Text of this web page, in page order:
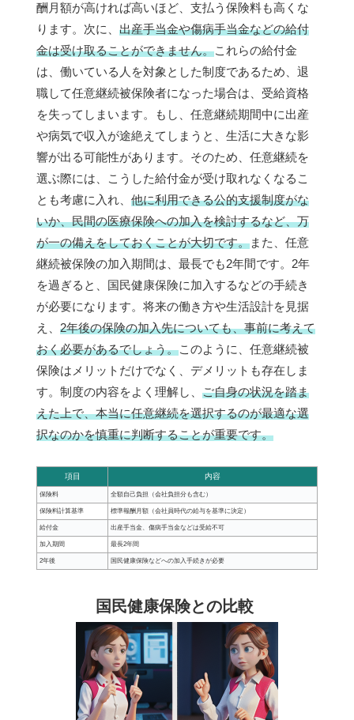
酬月額が高ければ高いほど、支払う保険料も高くな
ります。次に、 出産手当金や傷病手当金などの給付
金は受け取ることができません。これらの給付金
は、働いている人を対象とした制度であるため、退
職して任意継続被保険者になった場合は、受給資格
を失ってしまいます。もし、任意継続期間中に出産
や病気で収入が途絶えてしまうと、生活に大きな影
響が出る可能性があります。そのため、任意継続を
選ぶ際には、こうした給付金が受け取れなくなるこ
とも考慮に入れ、 他に利用できる公的支援制度がな
いか、民間の医療保険への加入を検討するなど、万
が一の備えをしておくことが大切です。また、任意
継続被保険の加入期間は、最長でも2年間です。2年
を過ぎると、国民健康保険に加入するなどの手続き
が必要になります。将来の働き方や生活設計を見据
え、 2年後の保険の加入先についても、事前に考えて
おく必要があるでしょう。このように、任意継続被
保険はメリットだけでなく、デメリットも存在しま
す。制度の内容をよく理解し、 ご自身の状況を踏ま
えた上で、本当に任意継続を選択するのが最適な選
択なのかを慎重に判断することが重要です。
項目 内容
保険料 全額自己負担（会社負担分も含む）
保険料計算基準 標準報酬月額（会社員時代の給与を基準に決定）
給付金 出産手当金、傷病手当金などは受給不可
加入期間 最長2年間
2年後 国民健康保険などへの加入手続きが必要
国民健康保険との比較